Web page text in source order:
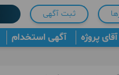
ثبت آگهی
آقای پروژه آگهی استخدام